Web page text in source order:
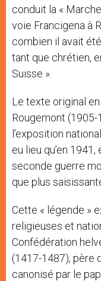
conduit la «
voie Francigena à
combien il avait
tant que chrétien,
Suisse ».
Le texte original
Rougemont
l’exposition
eu lieu qu’en
seconde guerre
que plus
Cette « légende »
religieuses et
Confédération
(1417-1487), père
canonisé par le